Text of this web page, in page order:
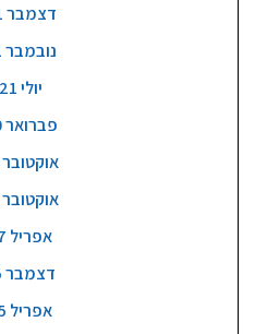
דצמבר 2021
נובמבר 2021
יולי 2021
פברואר 2020
אוקטובר 2019
אוקטובר 2018
אפריל 2017
דצמבר 2015
אפריל 2015